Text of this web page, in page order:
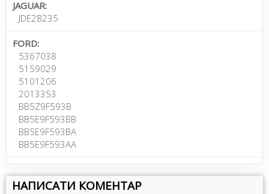
JAGUAR:
JDE28235
FORD:
5367038
5159029
5101206
2013353
BB5Z9F593B
BB5E9F593BB
BB5E9F593BA
BB5E9F593AA
НАПИСАТИ КОМЕНТАР